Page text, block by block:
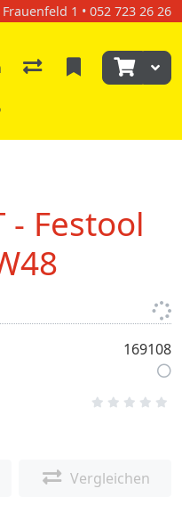
1 • 052 723 26 26
- Festool
169108
Vergleichen